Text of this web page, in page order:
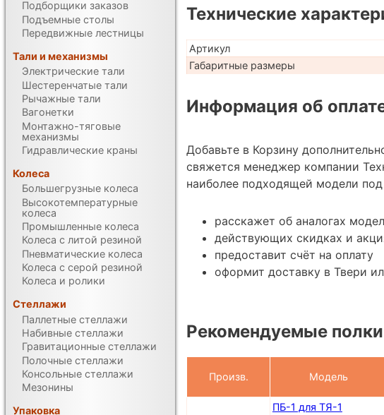
Технические
Артикул
Габаритные размеры
Информация об
Добавьте в Корзину
свяжется менеджер компании
наиболее подходящей модели
расскажет об аналогах
действующих скидках и
предоставит счёт на оплату
оформит доставку в Твери
Рекомендуемые
Произв. Модель
ПБ-1 для ТЯ-1
Подборщики заказов
Подъемные столы
Передвижные лестницы
Тали и механизмы
Электрические тали
Шестеренчатые тали
Рычажные тали
Вагонетки
Монтажно-тяговые
механизмы
Гидравлические краны
Колеса
Большегрузные колеса
Высокотемпературные
колеса
Промышленные колеса
Колеса с литой резиной
Пневматические колеса
Колеса с серой резиной
Колеса и ролики
Стеллажи
Паллетные стеллажи
Набивные стеллажи
Гравитационные стеллажи
Полочные стеллажи
Консольные стеллажи
Мезонины
Упаковка